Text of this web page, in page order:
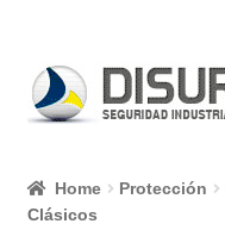
Skip
to
Skip
to
Home Protección
Clásicos